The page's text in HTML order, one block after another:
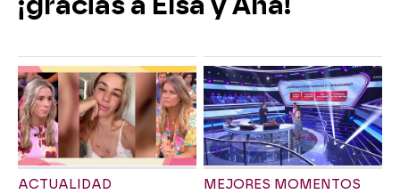
ACTUALIDAD MEJORES MOMENTOS